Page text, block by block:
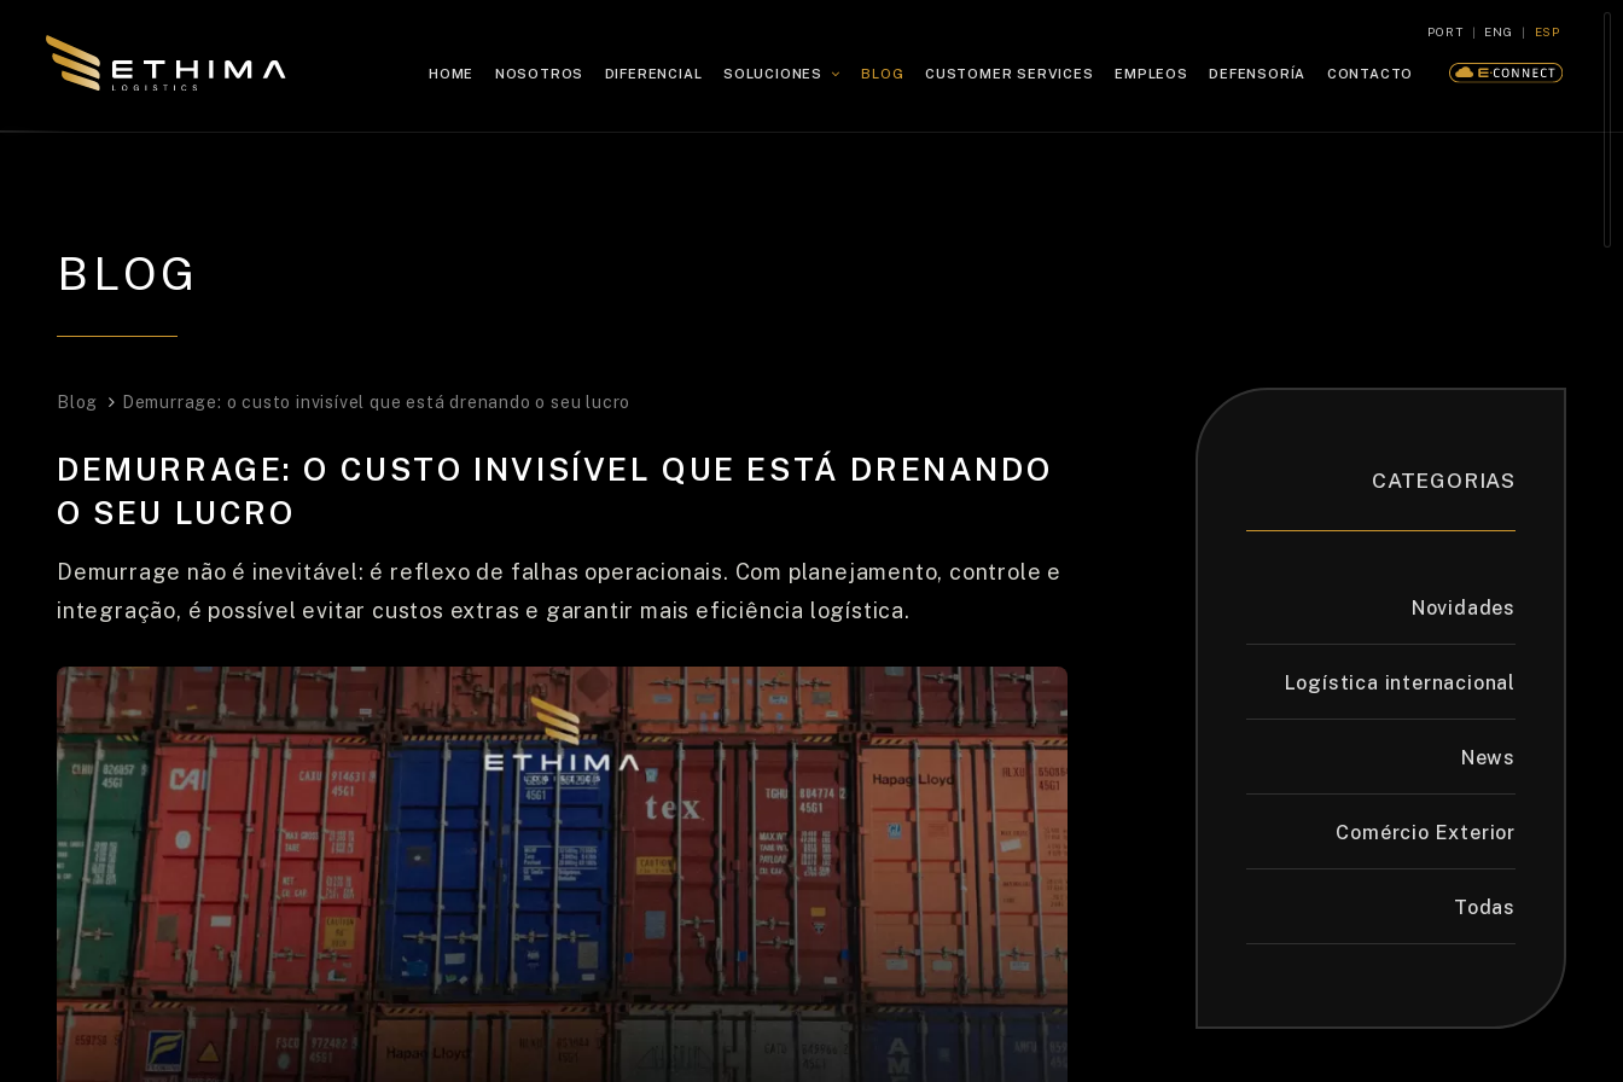
HOME NOSOTROS DIFERENCIAL SOLUCIONES BLOG CUSTOMER SERVICES EMPLEOS DEFENSORÍA CONTACTO
PORT | ENG | ESP
EMPLEOS
DEFENSORÍA
CONTACTO
BLOG
Blog Demurrage: o custo invisível que está drenando o seu lucro
DEMURRAGE: O CUSTO INVISÍVEL QUE ESTÁ DRENANDO
O SEU LUCRO
Demurrage não é inevitável: é reflexo de falhas operacionais. Com planejamento, controle e
integração, é possível evitar custos extras e garantir mais eficiência logística.
CATEGORIAS
Novidades
Logística internacional
News
Comércio Exterior
Todas